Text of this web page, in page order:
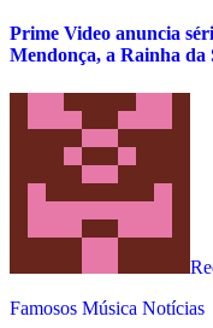
Prime Video anuncia
Mendonça, a Rainha da
Famosos Música Notícias